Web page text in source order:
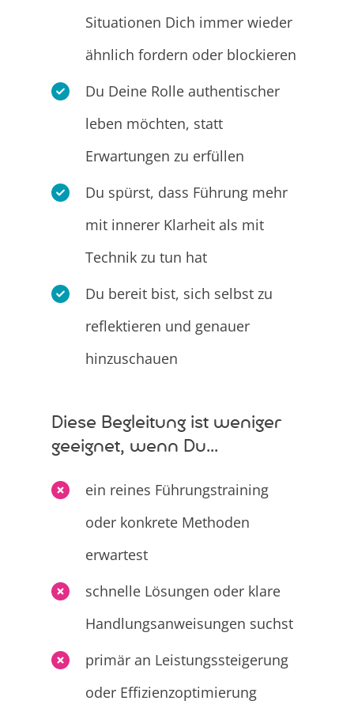
Situationen Dich immer wieder
ähnlich fordern oder blockieren
Du Deine Rolle authentischer
leben möchten, statt
Erwartungen zu erfüllen
Du spürst, dass Führung mehr
mit innerer Klarheit als mit
Technik zu tun hat
Du bereit bist, sich selbst zu
reflektieren und genauer
hinzuschauen
Diese Begleitung ist weniger
geeignet, wenn Du...
ein reines Führungstraining
oder konkrete Methoden
erwartest
schnelle Lösungen oder klare
Handlungsanweisungen suchst
primär an Leistungssteigerung
oder Effizienzoptimierung